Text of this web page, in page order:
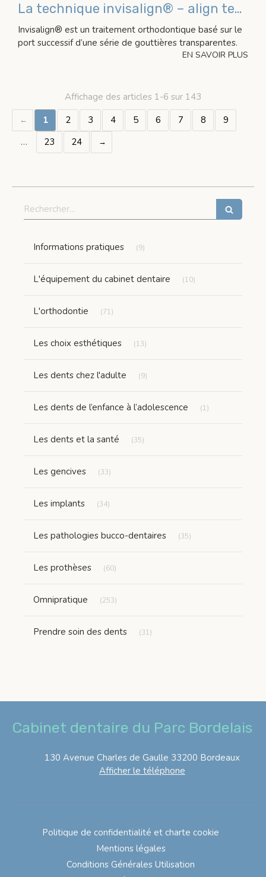
La technique invisalign® – align technology
Invisalign® est un traitement orthodontique basé sur le
port successif d’une série de gouttières transparentes.
EN SAVOIR PLUS
Affichage des articles 1-6 sur 143
1
2 3 4 5 6 7 8
9
…
23 24
Rechercher
Informations pratiques (9)
L'équipement du cabinet dentaire (10)
L'orthodontie (71)
Les choix esthétiques (13)
Les dents chez l'adulte (9)
Les dents de l’enfance à l’adolescence (1)
Les dents et la santé (35)
Les gencives (33)
Les implants (34)
Les pathologies bucco-dentaires (35)
Les prothèses (60)
Omnipratique (253)
Prendre soin des dents (31)
Cabinet dentaire du Parc Bordelais
130 Avenue Charles de Gaulle 33200 Bordeaux
Afficher le téléphone
Politique de confidentialité et charte cookie
Mentions légales
Conditions Générales Utilisation